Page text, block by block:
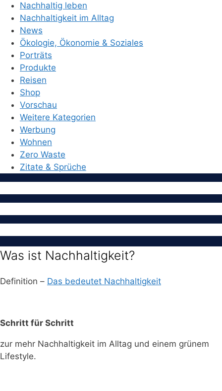
Nachhaltig leben
Nachhaltigkeit im Alltag
News
Ökologie, Ökonomie & Soziales
Porträts
Produkte
Reisen
Shop
Vorschau
Weitere Kategorien
Werbung
Wohnen
Zero Waste
Zitate & Sprüche
Was ist Nachhaltigkeit?
Definition – Das bedeutet Nachhaltigkeit
Schritt für Schritt
zur mehr Nachhaltigkeit im Alltag und einem grünem
Lifestyle.